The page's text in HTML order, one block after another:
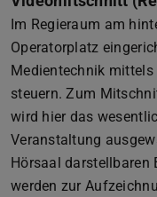
Im Regieraum am
Operatorplatz
Medientechnik
steuern. Zum
wird hier das
Veranstaltung
Hörsaal darstellbaren
werden zur